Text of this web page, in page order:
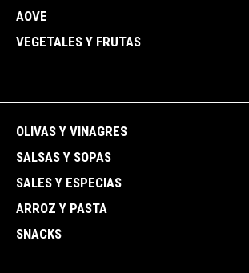
AOVE
VEGETALES Y FRUTAS
OLIVAS Y VINAGRES
SALSAS Y SOPAS
SALES Y ESPECIAS
ARROZ Y PASTA
SNACKS